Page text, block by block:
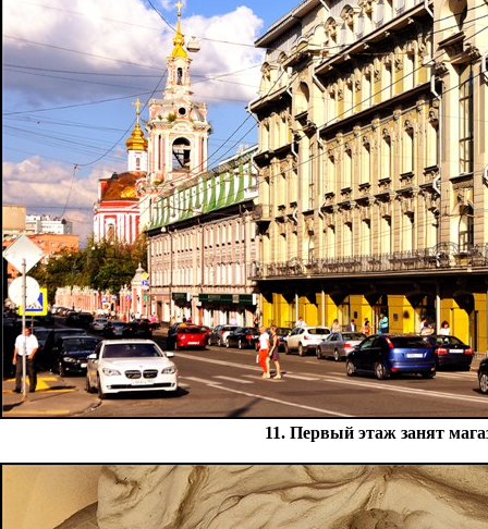
11. Первый этаж занят